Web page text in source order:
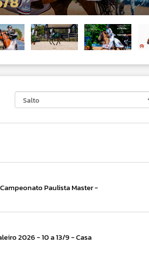
Paulista Master -
2026 - 10 a 13/9 - Casa